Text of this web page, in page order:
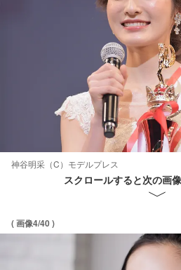
神谷明采（C）モデルプレス
スクロールすると次の画
( 画像4/40 )